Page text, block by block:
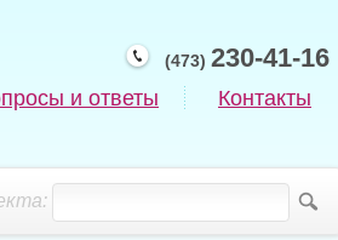
(473) 230-41-16
и ответы Контакты